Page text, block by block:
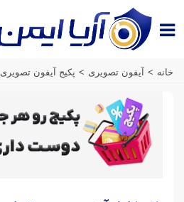
خانه > آیفون تصویری > پکیج آیفون تصویری